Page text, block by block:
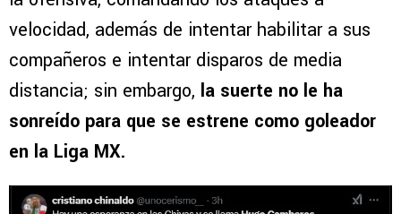
velocidad, además de intentar habilitar a sus
compañeros e intentar disparos de media
distancia; sin embargo, la suerte no le ha
sonreído para que se estrene como goleador
en la Liga MX.